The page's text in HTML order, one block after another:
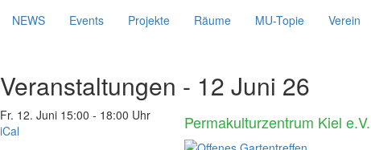
NEWS Events Projekte Räume MU-Topie Verein
Veranstaltungen - 12 Juni 26
Fr. 12. Juni 15:00 - 18:00 Uhr
iCal
Permakulturzentrum Kiel e.V.